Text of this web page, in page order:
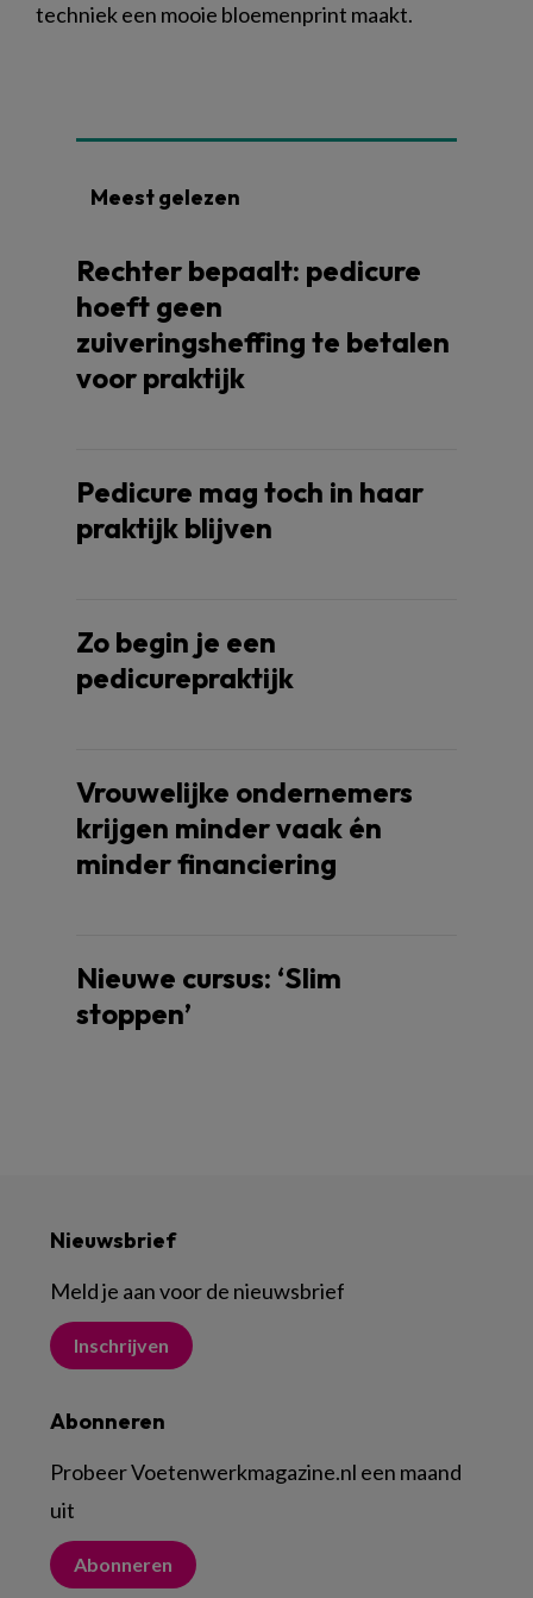
techniek een mooie bloemenprint maakt.
Meest gelezen
Rechter bepaalt: pedicure
hoeft geen
zuiveringsheffing te betalen
voor praktijk
Pedicure mag toch in haar
praktijk blijven
Zo begin je een
pedicurepraktijk
Vrouwelijke ondernemers
krijgen minder vaak én
minder financiering
Nieuwe cursus: ‘Slim
stoppen’
Nieuwsbrief
Meld je aan voor de nieuwsbrief
Inschrijven
Abonneren
Probeer Voetenwerkmagazine.nl een maand
uit
Abonneren